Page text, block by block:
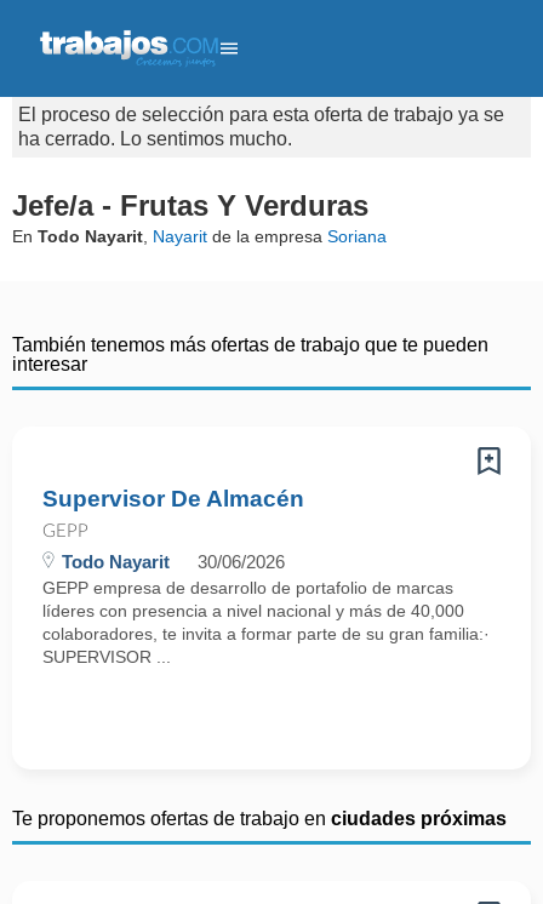
El proceso de selección para esta oferta de trabajo ya se
ha cerrado. Lo sentimos mucho.
Jefe/a - Frutas Y Verduras
En Todo Nayarit Nayarit de la empresa Soriana
También tenemos más ofertas de trabajo que te pueden
interesar
Supervisor De Almacén
GEPP
Todo Nayarit 30/06/2026
GEPP empresa de desarrollo de portafolio de marcas
líderes con presencia a nivel nacional y más de 40,000
colaboradores, te invita a formar parte de su gran familia:·
SUPERVISOR ...
Te proponemos ofertas de trabajo en ciudades próximas